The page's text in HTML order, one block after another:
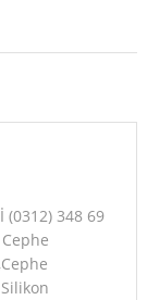
(0312) 348 69